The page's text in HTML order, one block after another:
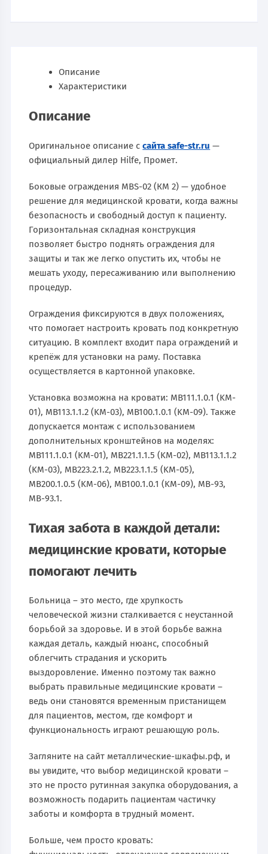
Описание
Характеристики
Описание
Оригинальное описание ссайта safe-str.ru —
официальный дилер Hilfe, Промет.
Боковые ограждения MBS-02 (КМ 2) — удобное
решение для медицинской кровати, когда важны
безопасность и свободный доступ к пациенту.
Горизонтальная складная конструкция
позволяет быстро поднять ограждения для
защиты и так же легко опустить их, чтобы не
мешать уходу, пересаживанию или выполнению
процедур.
Ограждения фиксируются в двух положениях,
что помогает настроить кровать под конкретную
ситуацию. В комплект входит пара ограждений и
крепёж для установки на раму. Поставка
осуществляется в картонной упаковке.
Установка возможна на кровати: MB111.1.0.1 (KM-
01), MB113.1.1.2 (KM-03), MB100.1.0.1 (KM-09). Также
допускается монтаж с использованием
дополнительных кронштейнов на моделях:
MB111.1.0.1 (KM-01), MB221.1.1.5 (KM-02), MB113.1.1.2
(KM-03), MB223.2.1.2, МВ223.1.1.5 (KM-05),
MB200.1.0.5 (KM-06), MB100.1.0.1 (KM-09), МВ-93,
MB-93.1.
Тихая забота в каждой детали:
медицинские кровати, которые
помогают лечить
Больница – это место, где хрупкость
человеческой жизни сталкивается с неустанной
борьбой за здоровье. И в этой борьбе важна
каждая деталь, каждый нюанс, способный
облегчить страдания и ускорить
выздоровление. Именно поэтому так важно
выбрать правильные медицинские кровати –
ведь они становятся временным пристанищем
для пациентов, местом, где комфорт и
функциональность играют решающую роль.
Загляните на сайт металлические-шкафы.рф, и
вы увидите, что выбор медицинской кровати –
это не просто рутинная закупка оборудования, а
возможность подарить пациентам частичку
заботы и комфорта в трудный момент.
Больше, чем просто кровать: